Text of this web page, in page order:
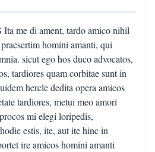
me di ament, tardo amico nihil
homini amanti, qui
sicut ego hos duco advocatos,
tardiores quam corbitae sunt in
hercle dedita opera amicos
tardiores, metui meo amori
mi elegi loripedis,
estis, ite, aut ite hinc in
ire amicos homini amanti